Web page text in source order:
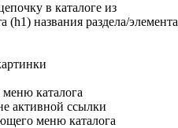
в каталоге из
(h1) названия раздела/элемента
каталога
активной ссылки
меню каталога